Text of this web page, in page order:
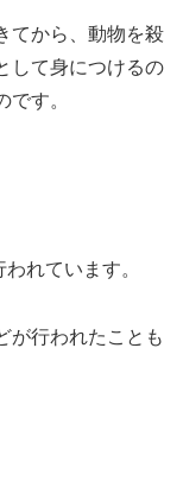
てから、動物を殺
して身につけるの
す。
れています。
が行われたことも